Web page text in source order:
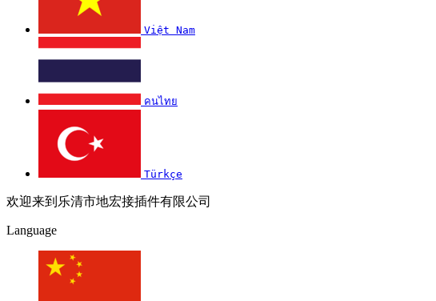
Việt Nam
คนไทย
Türkçe
欢迎来到乐清市地宏接插件有限公司
Language